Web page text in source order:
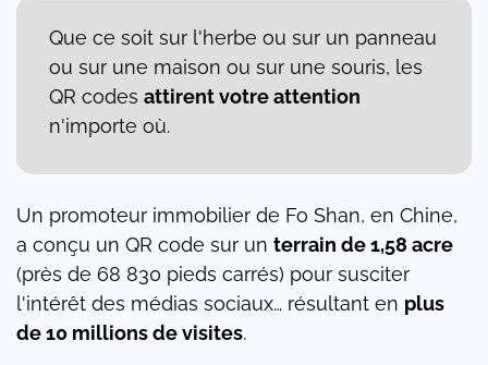
Que ce soit sur l'herbe ou sur un panneau
ou sur une maison ou sur une souris, les
QR codes attirent votre attention
n'importe où.
Un promoteur immobilier de Fo Shan, en Chine,
a conçu un QR code sur un terrain de 1,58 acre
(près de 68 830 pieds carrés) pour susciter
l'intérêt des médias sociaux… résultant en plus
de 10 millions de visites.